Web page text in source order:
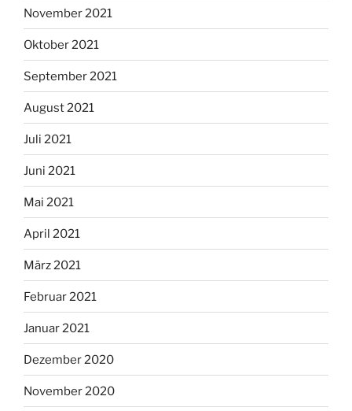
November 2021
Oktober 2021
September 2021
August 2021
Juli 2021
Juni 2021
Mai 2021
April 2021
März 2021
Februar 2021
Januar 2021
Dezember 2020
November 2020